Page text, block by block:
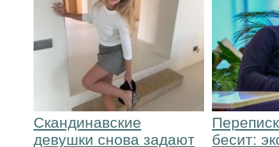
Скандинавские
девушки снова задают
бесит: